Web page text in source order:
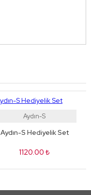
Aydın-S
Aydın-S Hediyelik Set
1120.00 ₺